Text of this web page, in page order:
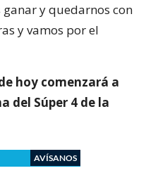
ganar y quedarnos con
y vamos por el
hoy comenzará a
del Súper 4 de la
AVÍSANOS